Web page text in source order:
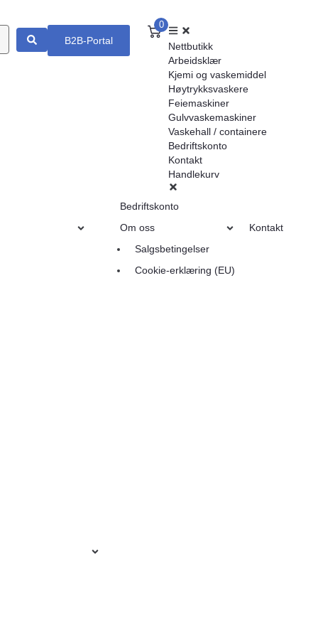
B2B-Portal
0
Nettbutikk
Arbeidsklær
Kjemi og vaskemiddel
Høytrykksvaskere
Feiemaskiner
Gulvvaskemaskiner
Vaskehall / containere
Bedriftskonto
Kontakt
Handlekurv
Bedriftskonto
Om oss
Salgsbetingelser
Cookie-erklæring (EU)
Kontakt